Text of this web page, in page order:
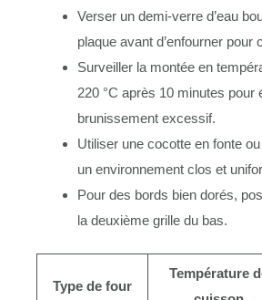
Verser un demi-verre d’eau
plaque avant d’enfourner pour
Surveiller la montée en
220 °C après 10 minutes pour
brunissement excessif.
Utiliser une cocotte en fonte
un environnement clos et
Pour des bords bien dorés,
la deuxième grille du bas.
Type de four
Température